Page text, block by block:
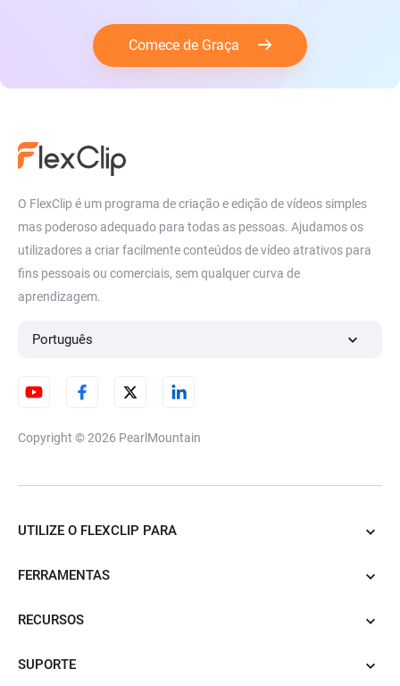
Comece de Graça
O FlexClip é um programa de criação e edição de vídeos simples
mas poderoso adequado para todas as pessoas. Ajudamos os
utilizadores a criar facilmente conteúdos de vídeo atrativos para
fins pessoais ou comerciais, sem qualquer curva de
aprendizagem.
Português
Copyright © 2026 PearlMountain
UTILIZE O FLEXCLIP PARA
FERRAMENTAS
RECURSOS
SUPORTE